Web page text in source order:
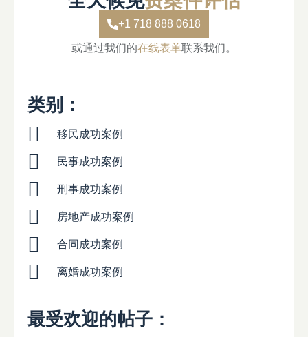
+1 718 888 0618
或通过我们的在线表单联系我们。
类别：
移民成功案例
民事成功案例
刑事成功案例
房地产成功案例
合同成功案例
离婚成功案例
最受欢迎的帖子：